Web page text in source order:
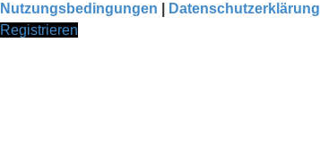
Nutzungsbedingungen
Datenschutzerklärung
Registrieren